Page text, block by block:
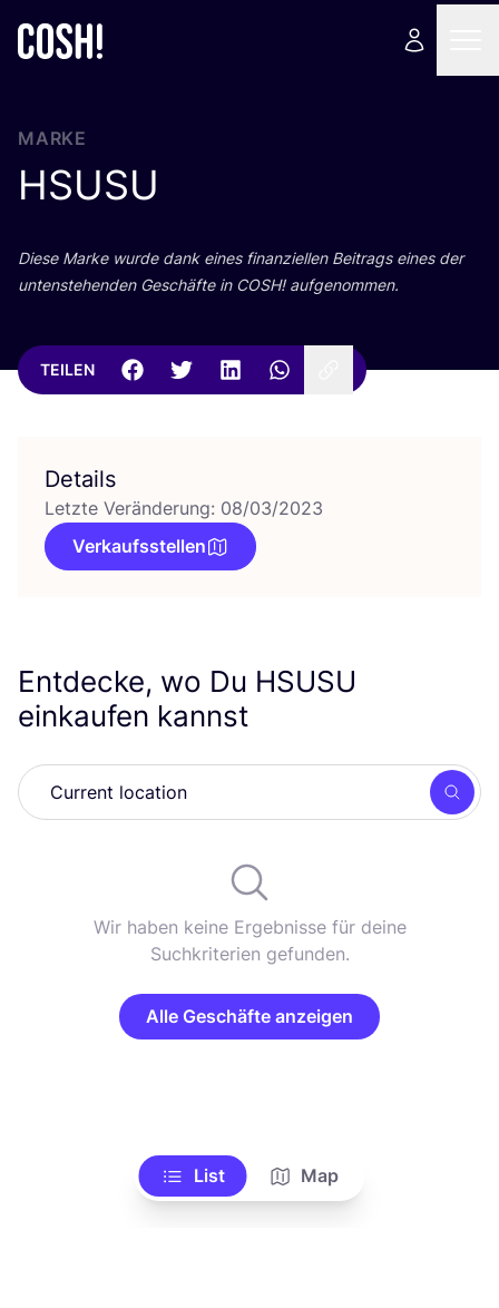
MARKE
HSUSU
Die­se Mar­ke wur­de dank eines finan­zi­el­len Bei­trags eines der
unten­ste­hen­den Geschäf­te in COSH! aufgenommen.
TEILEN
Details
Letzte Veränderung: 08/03/2023
Verkaufsstellen
Entdecke, wo Du HSUSU
einkaufen kannst
Wir haben keine Ergebnisse für deine
Suchkriterien gefunden.
Alle Geschäfte anzeigen
List Map